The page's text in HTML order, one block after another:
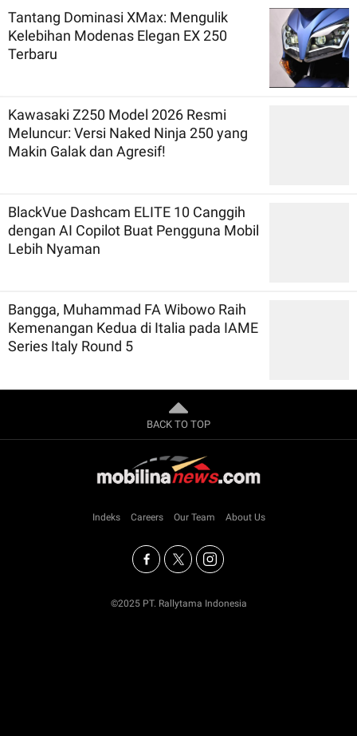
Tantang Dominasi XMax: Mengulik
Kelebihan Modenas Elegan EX 250
Terbaru
Kawasaki Z250 Model 2026 Resmi
Meluncur: Versi Naked Ninja 250 yang
Makin Galak dan Agresif!
BlackVue Dashcam ELITE 10 Canggih
dengan AI Copilot Buat Pengguna Mobil
Lebih Nyaman
Bangga, Muhammad FA Wibowo Raih
Kemenangan Kedua di Italia pada IAME
Series Italy Round 5
BACK TO TOP
Indeks Careers Our Team About Us
©2025 PT. Rallytama Indonesia